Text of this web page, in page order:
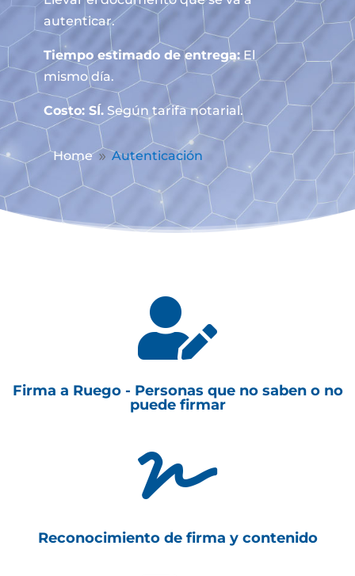
autenticar.
Tiempo estimado de entrega:El
mismo día.
Costo: SÍ.Según tarifa notarial.
Home 9 Autenticación

Firma a Ruego - Personas que no saben o no
puede firmar

Reconocimiento de firma y contenido